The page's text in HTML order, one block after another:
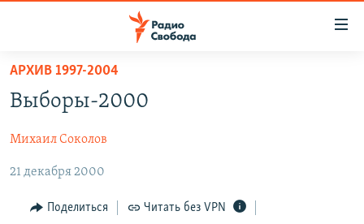
упрощенного
доступа
содержанию
Вернутся
ПРОГРАММЫ
ПОДКАСТЫ
АВТОРСКИЕ ПРОЕКТЫ
ЦИТАТЫ СВОБОДЫ
МНЕНИЯ
АРХИВ 1997-2004
Выборы-2000
Михаил Соколов
21 декабря 2000
Поделиться Читать без VPN